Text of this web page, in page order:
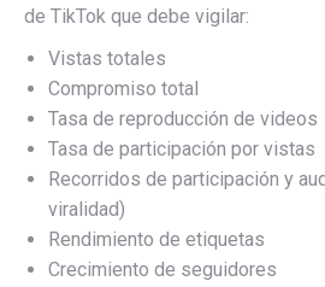
de TikTok que debe vigilar:
Vistas totales
Compromiso total
Tasa de reproducción de videos
Tasa de participación por vistas
Recorridos de participación y
viralidad)
Rendimiento de etiquetas
Crecimiento de seguidores